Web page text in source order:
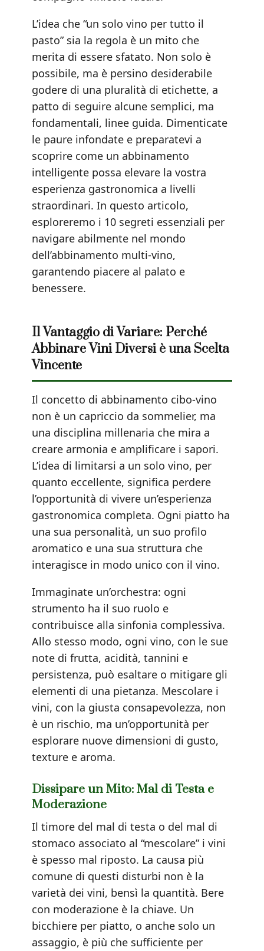
L’idea che “un solo vino per tutto il
pasto” sia la regola è un mito che
merita di essere sfatato. Non solo è
possibile, ma è persino desiderabile
godere di una pluralità di etichette, a
patto di seguire alcune semplici, ma
fondamentali, linee guida. Dimenticate
le paure infondate e preparatevi a
scoprire come un abbinamento
intelligente possa elevare la vostra
esperienza gastronomica a livelli
straordinari. In questo articolo,
esploreremo i 10 segreti essenziali per
navigare abilmente nel mondo
dell’abbinamento multi-vino,
garantendo piacere al palato e
benessere.
Il Vantaggio di Variare: Perché
Abbinare Vini Diversi è una Scelta
Vincente
Il concetto di abbinamento cibo-vino
non è un capriccio da sommelier, ma
una disciplina millenaria che mira a
creare armonia e amplificare i sapori.
L’idea di limitarsi a un solo vino, per
quanto eccellente, significa perdere
l’opportunità di vivere un’esperienza
gastronomica completa. Ogni piatto ha
una sua personalità, un suo profilo
aromatico e una sua struttura che
interagisce in modo unico con il vino.
Immaginate un’orchestra: ogni
strumento ha il suo ruolo e
contribuisce alla sinfonia complessiva.
Allo stesso modo, ogni vino, con le sue
note di frutta, acidità, tannini e
persistenza, può esaltare o mitigare gli
elementi di una pietanza. Mescolare i
vini, con la giusta consapevolezza, non
è un rischio, ma un’opportunità per
esplorare nuove dimensioni di gusto,
texture e aroma.
Dissipare un Mito: Mal di Testa e
Moderazione
Il timore del mal di testa o del mal di
stomaco associato al “mescolare” i vini
è spesso mal riposto. La causa più
comune di questi disturbi non è la
varietà dei vini, bensì la quantità. Bere
con moderazione è la chiave. Un
bicchiere per piatto, o anche solo un
assaggio, è più che sufficiente per